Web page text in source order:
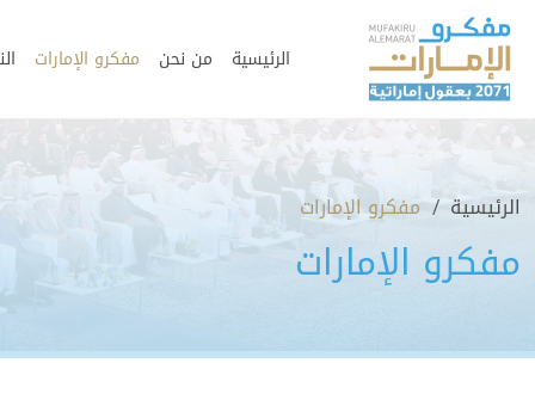
الرئيسية من نحن مفكرو الإمارات
الرئيسية مفكرو الإمارات
مفكرو الإمارات